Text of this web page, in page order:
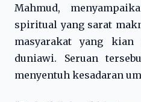
Mahmud,
spiritual yang sarat
masyarakat yang
duniawi. Seruan
menyentuh kesadaran